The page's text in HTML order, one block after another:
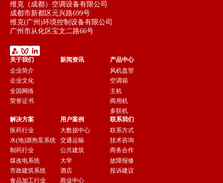
维克（成都）空调设备有限公司
成都市新都区元兴路699号
维克(广州)环境控制设备有限公司
广州市从化区宝文二路66号
关于我们
企业简介
企业文化
全国网络
荣誉证书
新闻资讯
产品中心
风机盘管
空调箱
主机
商用机
多联机
解决方案
医药行业
水(地)源热泵系统
制药行业
煤改电系统
市政建筑系统
食品加工行业
用户案例
大数据中心
交通运输
公共建筑
大学
酒店
商业中心
联系我们
联系方式
技术咨询
商务合作
故障报修
投诉建议